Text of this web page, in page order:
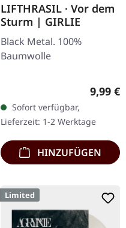
Preis:
LIFTHRASIL · Vor dem
Sturm | GIRLIE
Black Metal. 100%
Baumwolle
9,99 €
Sofort verfügbar,
Lieferzeit: 1-2 Werktage
HINZUFÜGEN
Limited